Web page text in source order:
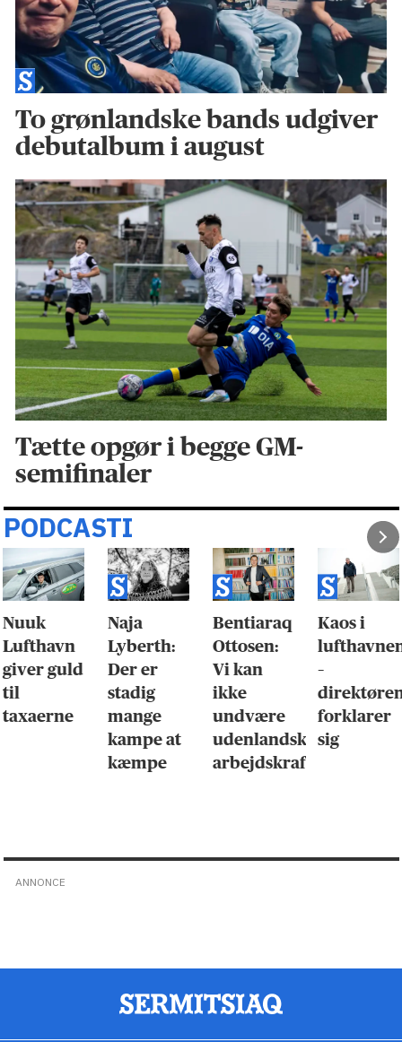
To grønlandske bands udgiver
debutalbum i august
Tætte opgør i begge GM-
semifinaler
PODCASTI
Naja
Lyberth:
Der er
stadig
mange
Bentiaraq
Ottosen:
Vi kan
ikke
undvære
udenlandsk
arbejdskraft
Kaos i
lufthavnen
–
direktøren
forklarer
sig
er
udenfor
ANNONCE